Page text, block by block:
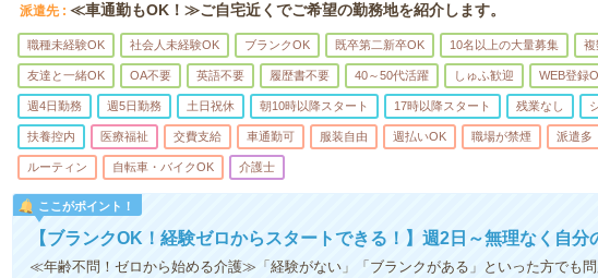
派遣先 ≪車通勤もOK！≫ご自宅近くでご希望の勤務地を紹介します。
職種未経験OK 社会人未経験OK ブランクOK 既卒第二新卒OK 10名以上の大量募集 複
友達と一緒OK OA不要 英語不要 履歴書不要 40～50代活躍 しゅふ歓迎 WEB登録
週4日勤務 週5日勤務 土日祝休 朝10時以降スタート 17時以降スタート 残業なし
扶養控内 医療福祉 交費支給 車通勤可 服装自由 週払いOK 職場が禁煙 派遣多
ルーティン 自転車・バイクOK 介護士
ここがポイント！
【ブランクOK！経験ゼロからスタートできる！】週2日～無理なく自分
≪年齢不問！ゼロから始める介護≫「経験がない」「ブランクがある」といった方でも問